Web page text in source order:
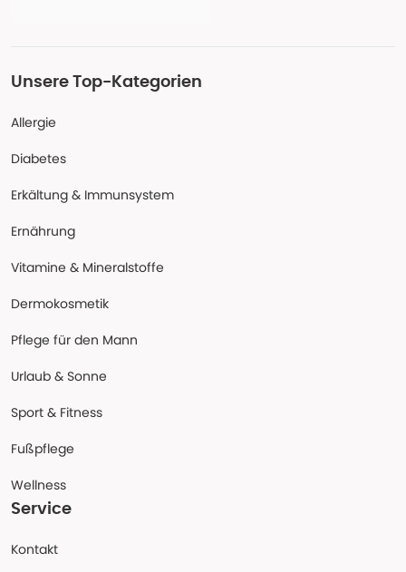
Unsere Top-Kategorien
Allergie
Diabetes
Erkältung & Immunsystem
Ernährung
Vitamine & Mineralstoffe
Dermokosmetik
Pflege für den Mann
Urlaub & Sonne
Sport & Fitness
Fußpflege
Wellness
Service
Kontakt